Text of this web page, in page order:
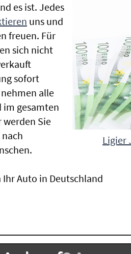
Ligier
es ist. Jedes
uns und
freuen. Für
sich nicht
sofort
alle
im gesamten
werden Sie
Auto in Deutschland